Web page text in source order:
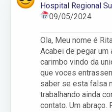
Hospital Regional
09/05/2024
Ola, Meu nome é
Acabei de pegar
carimbo vindo da
que voces
saber se esta falsa
trabalhando ainda
contato. Um abraço.